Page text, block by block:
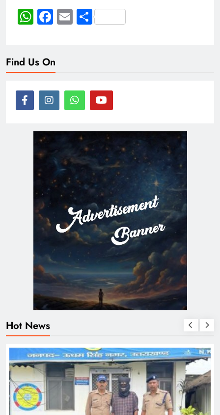
WhatsApp
Facebook
EmailShare
Find Us On
Hot News